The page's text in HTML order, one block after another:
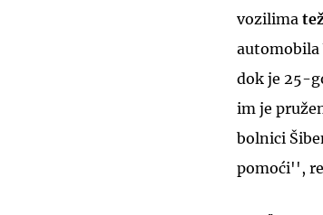
vozilima
automobila
dok je 25-
im je
bolnici
pomoći'',